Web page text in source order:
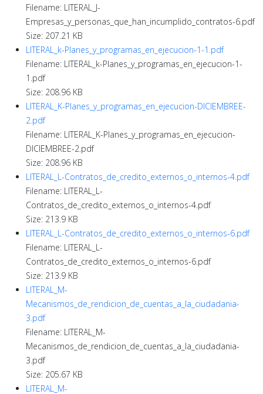
Filename: LITERAL_J-
Empresas_y_personas_que_han_incumplido_contratos-6.pdf
Size: 207.21 KB
LITERAL_k-Planes_y_programas_en_ejecucion-1-1.pdf
Filename: LITERAL_k-Planes_y_programas_en_ejecucion-1-
1.pdf
Size: 208.96 KB
LITERAL_K-Planes_y_programas_en_ejecucion-DICIEMBREE-
2.pdf
Filename: LITERAL_K-Planes_y_programas_en_ejecucion-
DICIEMBREE-2.pdf
Size: 208.96 KB
LITERAL_L-Contratos_de_credito_externos_o_internos-4.pdf
Filename: LITERAL_L-
Contratos_de_credito_externos_o_internos-4.pdf
Size: 213.9 KB
LITERAL_L-Contratos_de_credito_externos_o_internos-6.pdf
Filename: LITERAL_L-
Contratos_de_credito_externos_o_internos-6.pdf
Size: 213.9 KB
LITERAL_M-
Mecanismos_de_rendicion_de_cuentas_a_la_ciudadania-
3.pdf
Filename: LITERAL_M-
Mecanismos_de_rendicion_de_cuentas_a_la_ciudadania-
3.pdf
Size: 205.67 KB
LITERAL_M-